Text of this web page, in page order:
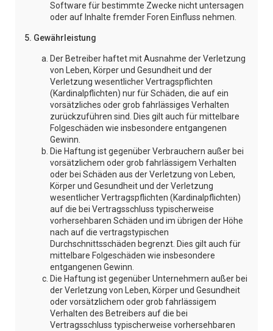
Software für bestimmte Zwecke nicht untersagen
oder auf Inhalte fremder Foren Einfluss nehmen.
5. Gewährleistung
Der Betreiber haftet mit Ausnahme der Verletzung
von Leben, Körper und Gesundheit und der
Verletzung wesentlicher Vertragspflichten
(Kardinalpflichten) nur für Schäden, die auf ein
vorsätzliches oder grob fahrlässiges Verhalten
zurückzuführen sind. Dies gilt auch für mittelbare
Folgeschäden wie insbesondere entgangenen
Gewinn.
Die Haftung ist gegenüber Verbrauchern außer bei
vorsätzlichem oder grob fahrlässigem Verhalten
oder bei Schäden aus der Verletzung von Leben,
Körper und Gesundheit und der Verletzung
wesentlicher Vertragspflichten (Kardinalpflichten)
auf die bei Vertragsschluss typischerweise
vorhersehbaren Schäden und im übrigen der Höhe
nach auf die vertragstypischen
Durchschnittsschäden begrenzt. Dies gilt auch für
mittelbare Folgeschäden wie insbesondere
entgangenen Gewinn.
Die Haftung ist gegenüber Unternehmern außer bei
der Verletzung von Leben, Körper und Gesundheit
oder vorsätzlichem oder grob fahrlässigem
Verhalten des Betreibers auf die bei
Vertragsschluss typischerweise vorhersehbaren